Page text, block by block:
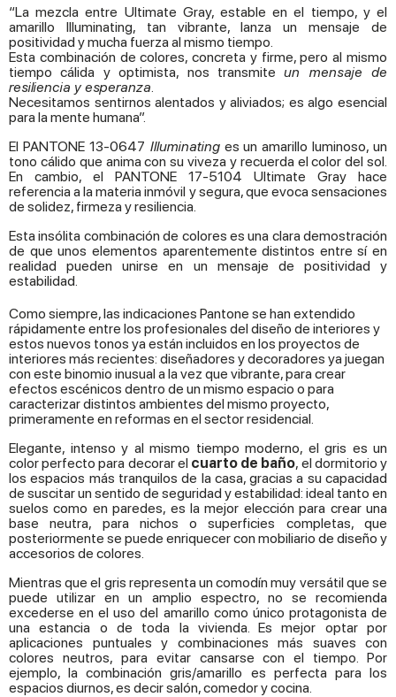
“La mezcla entre Ultimate Gray, estable en el tiempo, y el
amarillo Illuminating, tan vibrante, lanza un mensaje de
positividad y mucha fuerza al mismo tiempo.
Esta combinación de colores, concreta y firme, pero al mismo
tiempo cálida y optimista, nos transmiteun mensaje de
resiliencia y esperanza
Necesitamos sentirnos alentados y aliviados; es algo esencial
para la mente humana”.
El PANTONE 13-0647 Illuminatinges un amarillo luminoso, un
tono cálido que anima con su viveza y recuerda el color del sol.
En cambio, el PANTONE 17-5104 Ultimate Gray hace
referencia a la materia inmóvil y segura, que evoca sensaciones
de solidez, firmeza y resiliencia.
Esta insólita combinación de colores es una clara demostración
de que unos elementos aparentemente distintos entre sí en
realidad pueden unirse en un mensaje de positividad y
estabilidad.
Como siempre, las indicaciones Pantone se han extendido
rápidamente entre los profesionales del diseño de interiores y
estos nuevos tonos ya están incluidos en los proyectos de
interiores más recientes: diseñadores y decoradores ya juegan
con este binomio inusual a la vez que vibrante, para crear
efectos escénicos dentro de un mismo espacio o para
caracterizar distintos ambientes del mismo proyecto,
primeramente en reformas en el sector residencial.
Elegante, intenso y al mismo tiempo moderno, el gris es un
color perfecto para decorar el cuarto de baño, el dormitorio y
los espacios más tranquilos de la casa, gracias a su capacidad
de suscitar un sentido de seguridad y estabilidad: ideal tanto en
suelos como en paredes, es la mejor elección para crear una
base neutra, para nichos o superficies completas, que
posteriormente se puede enriquecer con mobiliario de diseño y
accesorios de colores.
Mientras que el gris representa un comodín muy versátil que se
puede utilizar en un amplio espectro, no se recomienda
excederse en el uso del amarillo como único protagonista de
una estancia o de toda la vivienda. Es mejor optar por
aplicaciones puntuales y combinaciones más suaves con
colores neutros, para evitar cansarse con el tiempo. Por
ejemplo, la combinación gris/amarillo es perfecta para los
espacios diurnos, es decir salón, comedor y cocina.